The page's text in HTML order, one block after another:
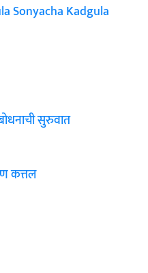
Sonyacha Kadgula
सुरुवात
कत्तल